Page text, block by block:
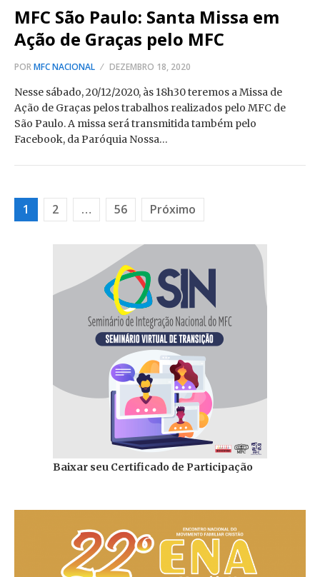
MFC São Paulo: Santa Missa em
Ação de Graças pelo MFC
PORMFC NACIONAL DEZEMBRO 18, 2020
Nesse sábado, 20/12/2020, às 18h30 teremos a Missa de
Ação de Graças pelos trabalhos realizados pelo MFC de
São Paulo. A missa será transmitida também pelo
Facebook, da Paróquia Nossa…
Paginação
1 2 … 56 Próximo
Baixar seu Certificado de Participação